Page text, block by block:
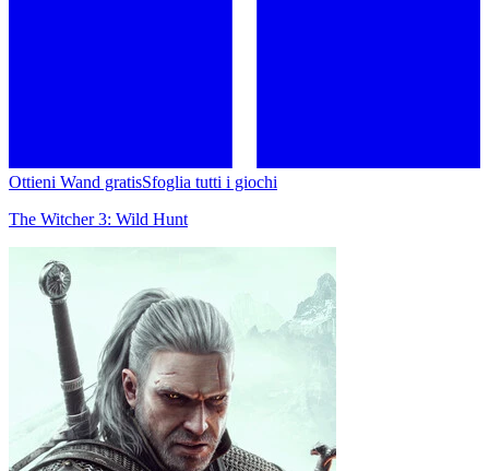
Ottieni Wand gratisSfoglia tutti i giochi
The Witcher 3: Wild Hunt